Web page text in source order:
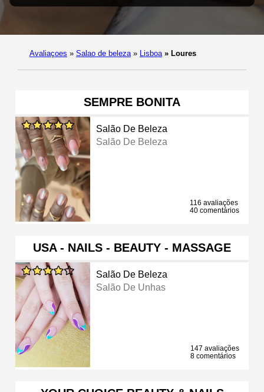
Avaliaçoes » Salao de beleza » Lisboa » Loures
SEMPRE BONITA
Salão De Beleza
Salão De Beleza
116 avaliações
40 comentários
USA - NAILS - BEAUTY - MASSAGE
Salão De Beleza
Salão De Unhas
147 avaliações
8 comentários